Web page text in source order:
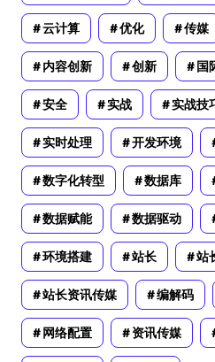
云计算 优化 传媒
内容创新 创新 国
安全 实战 实战技
实时处理 开发环境
数字化转型 数据库
数据赋能 数据驱动
环境搭建 站长 站
站长资讯传媒 编解码
网络配置 资讯传媒